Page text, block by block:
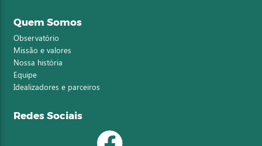
Quem Somos
Observatório
Missão e valores
Nossa história
Equipe
Idealizadores e parceiros
Redes Sociais